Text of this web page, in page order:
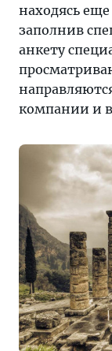
находясь
заполнив
анкету
компании и